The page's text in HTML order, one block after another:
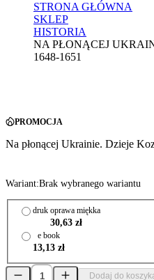
STRONA GŁÓWNA
SKLEP
HISTORIA
NA PŁONĄCEJ
1648-1651
PROMOCJA
Na płonącej Ukrainie. Dzieje
Wariant:Brak wybranego wariantu
druk oprawa miękka
30,63 zł
e book
13,13 zł
Dodaj do